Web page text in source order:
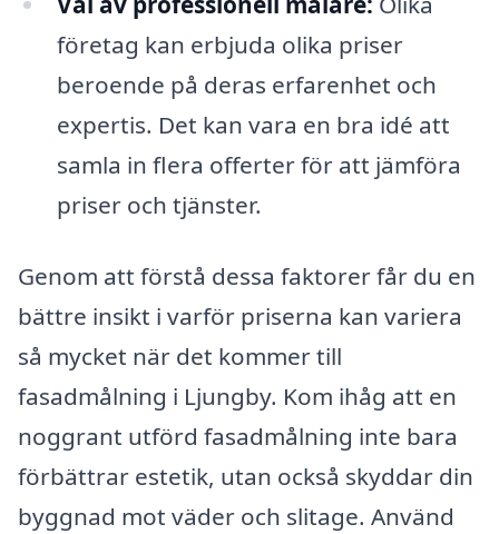
företag kan erbjuda olika priser
beroende på deras erfarenhet och
expertis. Det kan vara en bra idé att
samla in flera offerter för att jämföra
priser och tjänster.
Genom att förstå dessa faktorer får du en
bättre insikt i varför priserna kan variera
så mycket när det kommer till
fasadmålning i Ljungby. Kom ihåg att en
noggrant utförd fasadmålning inte bara
förbättrar estetik, utan också skyddar din
byggnad mot väder och slitage. Använd